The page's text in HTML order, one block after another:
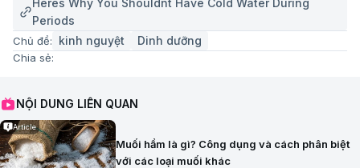
Heres Why You Shouldnt Have Cold Water During
Periods
Chủ đề: kinh nguyệt Dinh dưỡng
Chia sẻ:
NỘI DUNG LIÊN QUAN
Article
Muối hầm là gì? Công dụng và cách phân biệt
với các loại muối khác